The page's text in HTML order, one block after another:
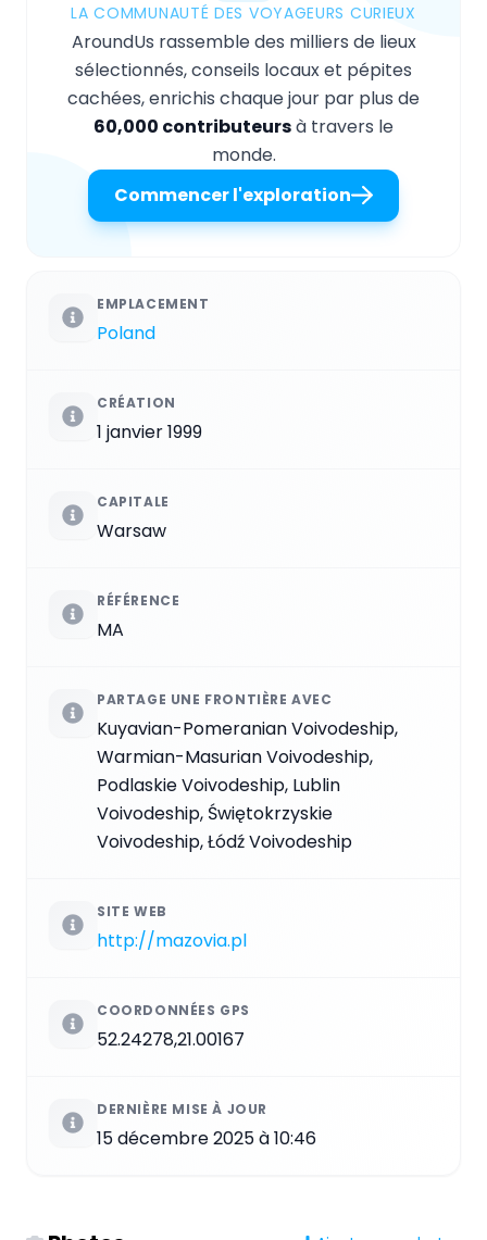
LA COMMUNAUTÉ DES VOYAGEURS CURIEUX
AroundUs rassemble des milliers de lieux
sélectionnés, conseils locaux et pépites
cachées, enrichis chaque jour par plus de
60,000 contributeursà travers le
monde.
Commencer l'exploration
EMPLACEMENT
Poland
CRÉATION
1 janvier 1999
CAPITALE
Warsaw
RÉFÉRENCE
MA
PARTAGE UNE FRONTIÈRE AVEC
Kuyavian-Pomeranian Voivodeship,
Warmian-Masurian Voivodeship,
Podlaskie Voivodeship, Lublin
Voivodeship, Świętokrzyskie
Voivodeship, Łódź Voivodeship
SITE WEB
http://mazovia.pl
COORDONNÉES GPS
52.24278,21.00167
DERNIÈRE MISE À JOUR
15 décembre 2025 à 10:46